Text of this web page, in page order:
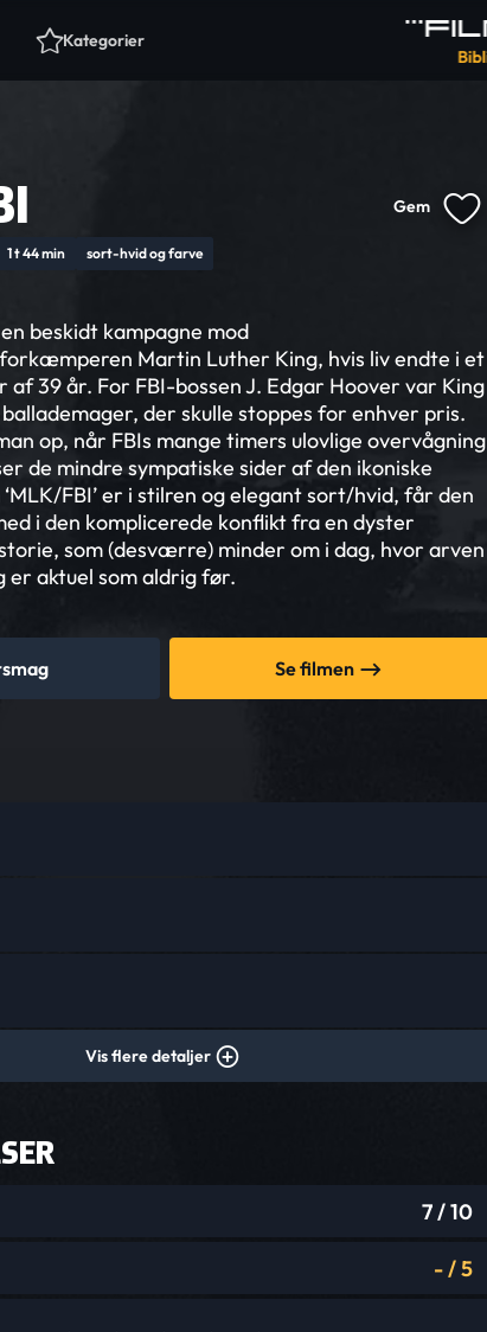
Kategorier
Gem
1 t 44 min sort-hvid og farve
beskidt kampagne mod
Martin Luther King, hvis liv endte i et
af 39 år. For FBI-bossen J. Edgar Hoover var King
der skulle stoppes for enhver pris.
op, når FBIs mange timers ulovlige overvågning
de mindre sympatiske sider af den ikoniske
FBI’ er i stilren og elegant sort/hvid, får den
i den komplicerede konflikt fra en dyster
som (desværre) minder om i dag, hvor arven
er aktuel som aldrig før.
Se filmen
Vis flere detaljer
7/ 10
-/5